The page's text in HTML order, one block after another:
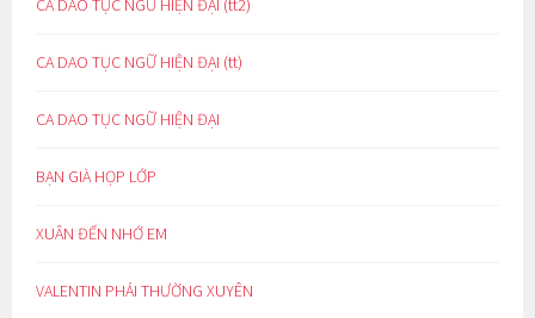
CA DAO TỤC NGỮ HIỆN ĐẠI (tt2)
CA DAO TỤC NGỮ HIỆN ĐẠI (tt)
CA DAO TỤC NGỮ HIỆN ĐẠI
BẠN GIÀ HỌP LỚP
XUÂN ĐẾN NHỚ EM
VALENTIN PHẢI THƯỜNG XUYÊN